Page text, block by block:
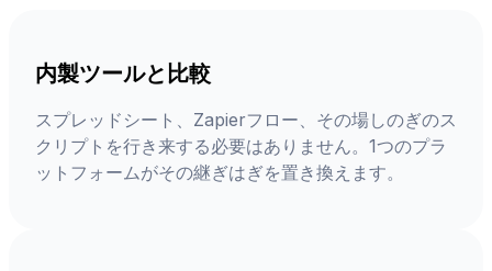
内製ツールと比較
スプレッドシート、Zapierフロー、その場しのぎのス
クリプトを行き来する必要はありません。1つのプラ
ットフォームがその継ぎはぎを置き換えます。